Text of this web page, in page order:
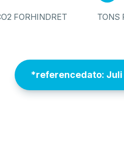
FORHINDRET TONS
*referencedato: Juli